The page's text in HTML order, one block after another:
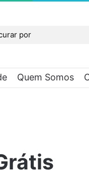
Quem Somos